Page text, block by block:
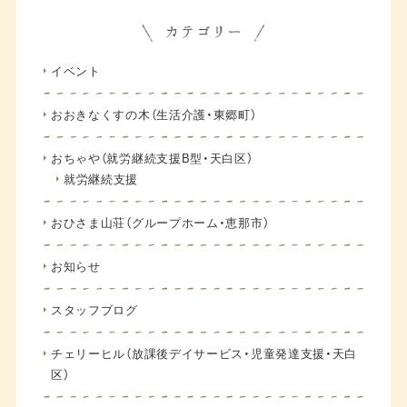
イベント
おおきなくすの木（生活介護・東郷町）
おちゃや（就労継続支援B型・天白区）
就労継続支援
おひさま山荘（グループホーム・恵那市）
お知らせ
スタッフブログ
チェリーヒル（放課後デイサービス・児童発達支援・天白
区）